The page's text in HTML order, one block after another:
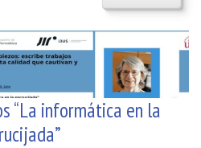
“La informática en la